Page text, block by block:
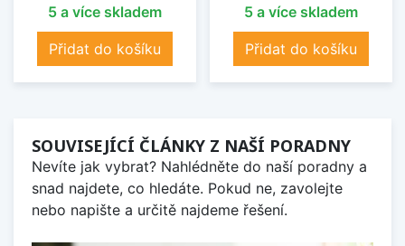
5 a více skladem
Přidat do košíku
5 a více skladem
Přidat do košíku
SOUVISEJÍCÍ ČLÁNKY Z NAŠÍ PORADNY
Nevíte jak vybrat? Nahlédněte do naší poradny a
snad najdete, co hledáte. Pokud ne, zavolejte
nebo napište a určitě najdeme řešení.